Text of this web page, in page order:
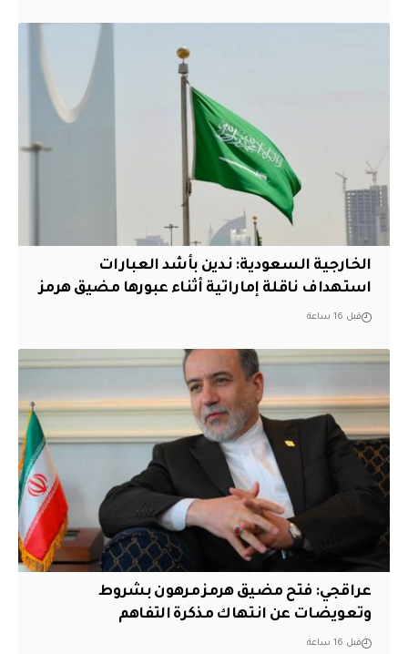
‏الخارجية السعودية: ندين بأشد العبارات
استهداف ناقلة إماراتية أثناء عبورها مضيق هرمز
قبل 16 ساعة
عراقجي: فتح مضيق هرمز مرهون بشروط
وتعويضات عن انتهاك مذكرة التفاهم
قبل 16 ساعة